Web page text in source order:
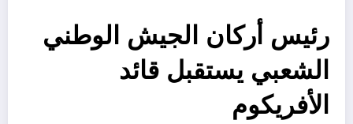
رئيس أركان الجيش الوطني
الشعبي يستقبل قائد
الأفريكوم